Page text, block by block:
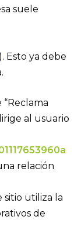
suele
). Esto ya debe
al usuario
relación
sitio utiliza la
de